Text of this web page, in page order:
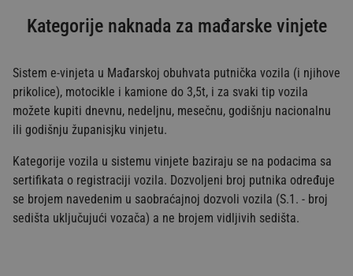
Kategorije naknada za mađarske vinjete
Sistem e-vinjeta u Mađarskoj obuhvata putnička vozila (i njihove
prikolice), motocikle i kamione do 3,5t, i za svaki tip vozila
možete kupiti dnevnu, nedeljnu, mesečnu, godišnju nacionalnu
ili godišnju županisjku vinjetu.
Kategorije vozila u sistemu vinjete baziraju se na podacima sa
sertifikata o registraciji vozila. Dozvoljeni broj putnika određuje
se brojem navedenim u saobraćajnoj dozvoli vozila (S.1. - broj
sedišta uključujući vozača) a ne brojem vidljivih sedišta.